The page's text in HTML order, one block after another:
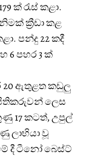
ක් රැස් කළා.
ක්‍රීඩා කළ
පන්දු 22 කදී
6 පහර 3 ක්
20 ඇතුළත කඩුලු
පිතිකරුවන් ලෙස
17 කටත්, උපුල්
ලාභියා වූ
දී ටීනෝ බෙස්ට්